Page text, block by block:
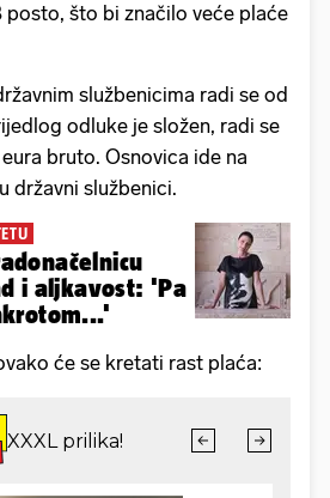
posto, što bi značilo veće plaće
službenicima radi se od
odluke je složen, radi se
bruto. Osnovica ide na
državni službenici.
i aljkavost: 'Pa
će se kretati rast plaća: